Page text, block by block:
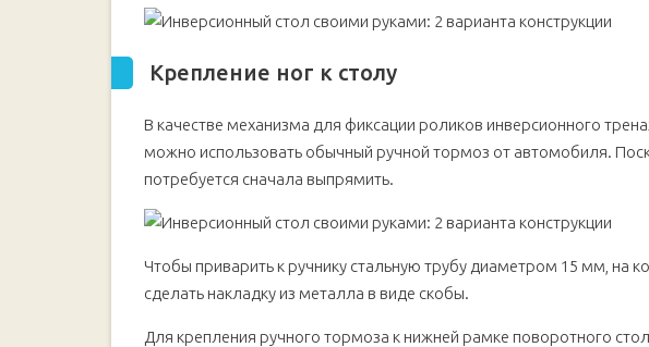
Крепление ног к столу
В качестве механизма для фиксации роликов инверсионного
можно использовать обычный ручной тормоз от автомобиля.
потребуется сначала выпрямить.
Чтобы приварить к ручнику стальную трубу диаметром 15 мм, на
сделать накладку из металла в виде скобы.
Для крепления ручного тормоза к нижней рамке поворотного